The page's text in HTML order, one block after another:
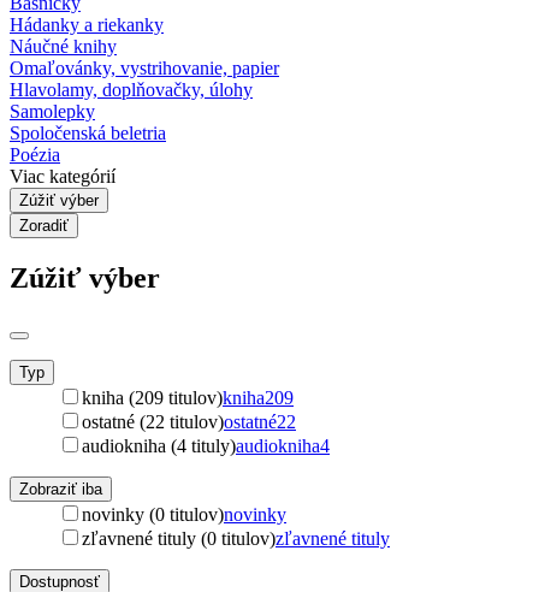
Hádanky a riekanky
Náučné knihy
Omaľovánky, vystrihovanie, papier
Hlavolamy, doplňovačky, úlohy
Samolepky
Spoločenská beletria
Poézia
Viac kategórií
Zúžiť výber
Zoradiť
Zúžiť výber
Typ
kniha (209 titulov)kniha209
ostatné (22 titulov)ostatné22
audiokniha (4 tituly)audiokniha4
Zobraziť iba
novinky (0 titulov)novinky
zľavnené tituly (0 titulov)zľavnené tituly
Dostupnosť